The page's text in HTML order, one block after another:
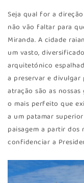
Seja qual for a
não vão faltar para
Miranda. A cidade
um vasto,
arquitetónico
a preservar e divulgar
atração são as
o mais perfeito que
a um patamar
paisagem a partir dos
confidenciar a